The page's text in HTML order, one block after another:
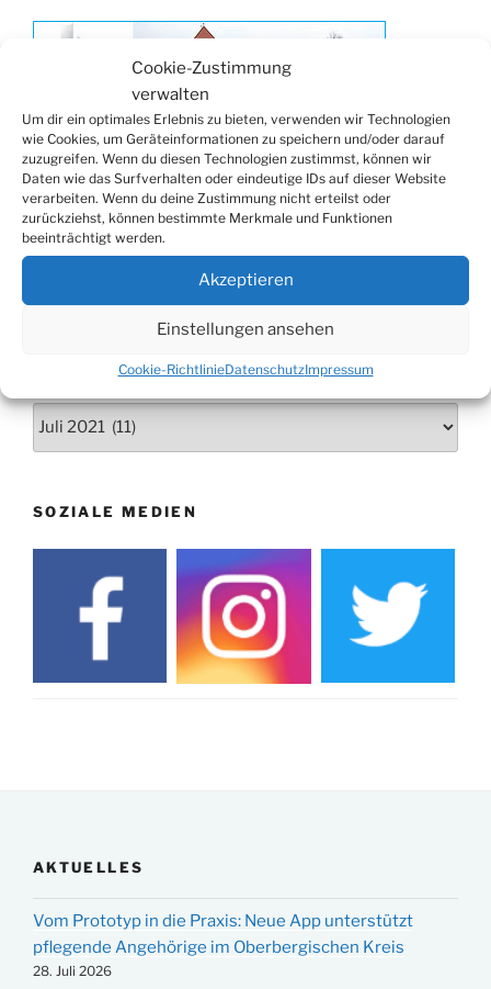
Cookie-Zustimmung
verwalten
Um dir ein optimales Erlebnis zu bieten, verwenden wir Technologien
wie Cookies, um Geräteinformationen zu speichern und/oder darauf
zuzugreifen. Wenn du diesen Technologien zustimmst, können wir
Daten wie das Surfverhalten oder eindeutige IDs auf dieser Website
verarbeiten. Wenn du deine Zustimmung nicht erteilst oder
zurückziehst, können bestimmte Merkmale und Funktionen
beeinträchtigt werden.
Akzeptieren
Einstellungen ansehen
Cookie-RichtlinieDatenschutzImpressum
14.11.
Proklamation der Tollitäten
Konzert Bielsteiner Männerchor
Volkstrauertag am Ehrenmal
27.11.
Anknipsfest an der Oberbantenberger
Kirche
29.11.
Adventskonzert Frauenchor
Oberbantenberg
ab 01.12.
Burghaus im Advent
Adventsfeier im Ev. Gemeindehaus
Herbstprogramm Burghaus Bielstein
19. u. 20.12. Weihnachtsmarkt rund um die Burg
Übersichtder Wiehler Geschäftswelt
NACHRICHTEN
Archiv
SOZIALE MEDIEN
AKTUELLES
Vom Prototyp in die Praxis: Neue App unterstützt
pflegende Angehörige im Oberbergischen Kreis
28. Juli 2026